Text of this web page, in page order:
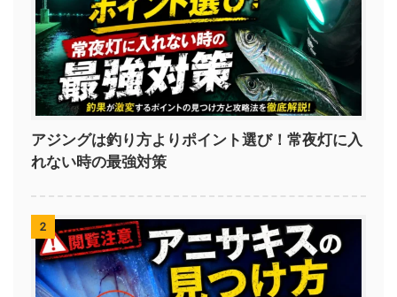
アジングは釣り方よりポイント選び！常夜灯に入
れない時の最強対策
2